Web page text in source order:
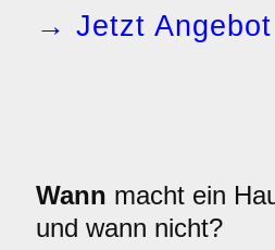
→ Jetzt
Wann macht ein
und wann nicht?